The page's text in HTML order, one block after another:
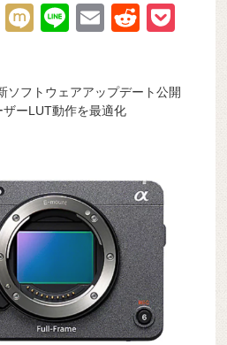
T
M
Li
E
R
di et
ソフトウェアアップデート公開
ザーLUT動作を最適化